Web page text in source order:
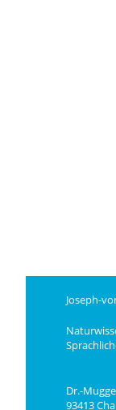
Joseph-
Dr.-
93413